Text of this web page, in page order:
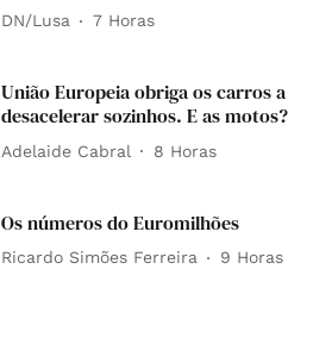
DN/Lusa 7 Horas
União Europeia obriga os carros a
desacelerar sozinhos. E as motos?
Adelaide Cabral 8 Horas
Os números do Euromilhões
Ricardo Simões Ferreira 9 Horas